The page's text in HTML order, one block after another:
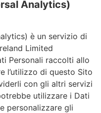
Analytics)
è un servizio di
Limited
Personali raccolti allo
l’utilizzo di questo Sito
con gli altri servizi
utilizzare i Dati
personalizzare gli